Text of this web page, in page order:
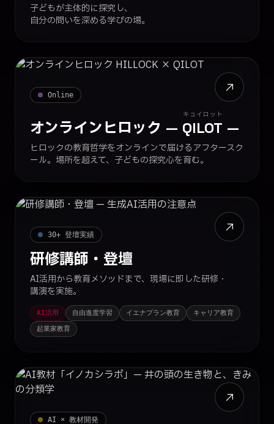
子どもが主体的に探究し、
自分の問いを深める学びの場。
Online
オンラインヒロック — QILOT
キュイロット
—
ヒロックの教育哲学をオンラインで届けるアフタースク
ール。場所を超えて、子どもの探究心を育む。
30+ 登壇実績
研修講師・登壇
AI活用から教育メソッドまで、現場に即した研修・
講演を実施。
AI活用 自由進度学習 イエナプラン教育
キャリア教育
起業家教育
AI × 教材開発